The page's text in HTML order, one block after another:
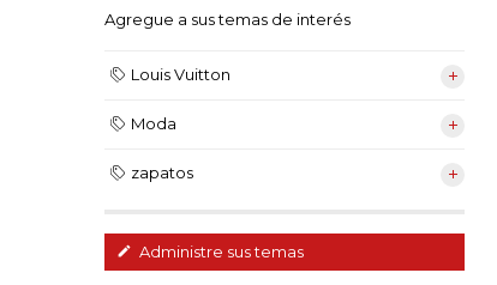
Agregue a sus temas de interés
Louis Vuitton
Moda
zapatos
Administre sus temas